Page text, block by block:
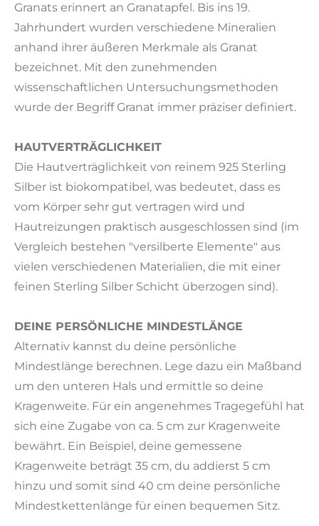
Granats erinnert an Granatapfel. Bis ins 19.
Jahrhundert wurden verschiedene Mineralien
anhand ihrer äußeren Merkmale als Granat
bezeichnet. Mit den zunehmenden
wissenschaftlichen Untersuchungsmethoden
wurde der Begriff Granat immer präziser definiert.
HAUTVERTRÄGLICHKEIT
Die Hautverträglichkeit von reinem 925 Sterling
Silber ist biokompatibel, was bedeutet, dass es
vom Körper sehr gut vertragen wird und
Hautreizungen praktisch ausgeschlossen sind (im
Vergleich bestehen "versilberte Elemente" aus
vielen verschiedenen Materialien, die mit einer
feinen Sterling Silber Schicht überzogen sind).
DEINE PERSÖNLICHE MINDESTLÄNGE
Alternativ kannst du deine persönliche
Mindestlänge berechnen. Lege dazu ein Maßband
um den unteren Hals und ermittle so deine
Kragenweite. Für ein angenehmes Tragegefühl hat
sich eine Zugabe von ca. 5 cm zur Kragenweite
bewährt. Ein Beispiel, deine gemessene
Kragenweite beträgt 35 cm, du addierst 5 cm
hinzu und somit sind 40 cm deine persönliche
Mindestkettenlänge für einen bequemen Sitz.